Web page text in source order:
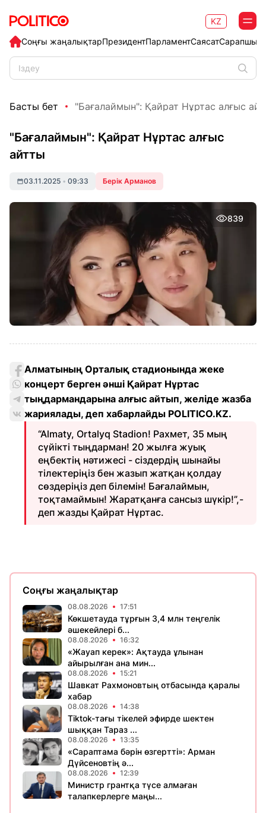
Соңғы жаңалықтарПрезидентПарламентСаясат
KZ
Басты бет "Бағалаймын": Қайрат Нұртас алғыс
"Бағалаймын": Қайрат Нұртас алғыс
айтты
03.11.2025 • 09:33 Берік Арманов
839
Алматының Орталық стадионында жеке
концерт берген әнші Қайрат Нұртас
тыңдармандарына алғыс айтып, желіде жазба
жариялады, деп хабарлайды POLITICO.KZ.
“Almaty, Ortalyq Stadion! Рахмет, 35 мың
сүйікті тыңдарман! 20 жылға жуық
еңбектің нәтижесі - сіздердің шынайы
тілектеріңіз бен жазып жатқан қолдау
сөздеріңіз деп білемін! Бағалаймын,
тоқтамаймын! Жаратқанға сансыз шүкір!”,-
деп жазды Қайрат Нұртас.
Соңғы жаңалықтар
08.08.2026 17:51
Көкшетауда тұрғын 3,4 млн теңгелік
әшекейлері б...
08.08.2026 16:32
«Жауап керек»: Ақтауда ұлынан
айырылған ана мин...
08.08.2026 15:21
Шавкат Рахмоновтың отбасында қаралы
хабар
08.08.2026 14:38
Tiktok-тағы тікелей эфирде шектен
шыққан Тараз ...
08.08.2026 13:35
«Сараптама бәрін өзгертті»: Арман
Дүйсеновтің ә...
08.08.2026 12:39
Министр грантқа түсе алмаған
талапкерлерге маңы...